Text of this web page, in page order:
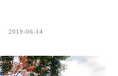
2019-06-14